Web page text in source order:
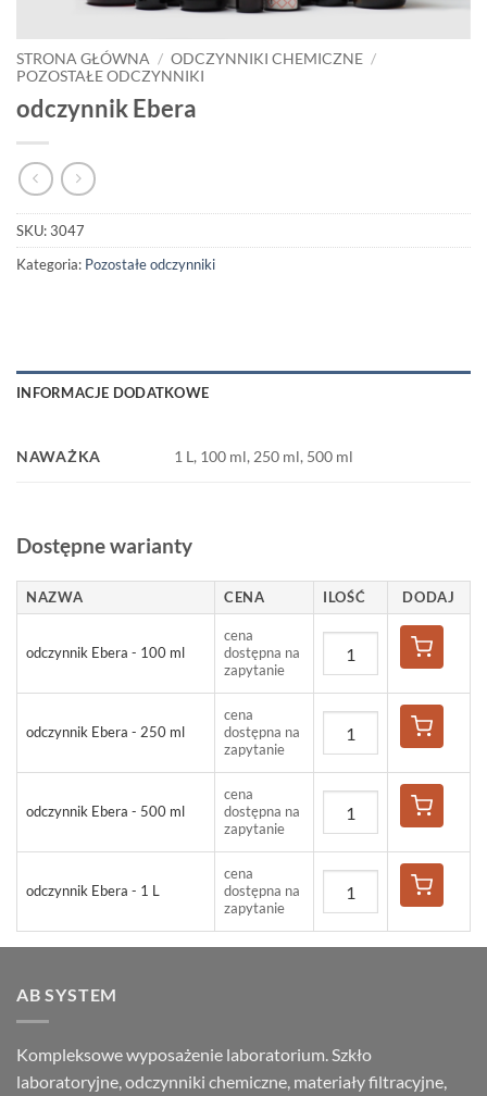
STRONA GŁÓWNA / ODCZYNNIKI CHEMICZNE /
POZOSTAŁE ODCZYNNIKI
odczynnik Ebera
SKU:3047
Kategoria: Pozostałe odczynniki
INFORMACJE DODATKOWE
NAWAŻKA 1 L, 100 ml, 250 ml, 500 ml
Dostępne warianty
NAZWA CENA ILOŚĆ DODAJ
odczynnik Ebera - 100 ml
cena
dostępna na
zapytanie
odczynnik Ebera - 250 ml
cena
dostępna na
zapytanie
odczynnik Ebera - 500 ml
cena
dostępna na
zapytanie
odczynnik Ebera - 1 L
cena
dostępna na
zapytanie
AB SYSTEM
Kompleksowe wyposażenie laboratorium. Szkło
laboratoryjne, odczynniki chemiczne, materiały filtracyjne,